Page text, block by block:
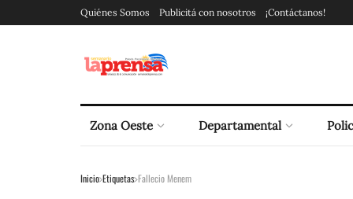
Quiénes Somos Publicitá con nosotros ¡Contáctanos!
Zona Oeste Departamental
Inicio Etiquetas Fallecio Menem